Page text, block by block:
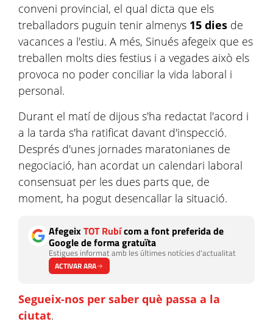
conveni provincial, el qual dicta que els
treballadors puguin tenir almenys 15 dies de
vacances a l'estiu. A més, Sinués afegeix que es
treballen molts dies festius i a vegades això els
provoca no poder conciliar la vida laboral i
personal.
Durant el matí de dijous s'ha redactat l'acord i
a la tarda s'ha ratificat davant d'inspecció.
Després d'unes jornades maratonianes de
negociació, han acordat un calendari laboral
consensuat per les dues parts que, de
moment, ha pogut desencallar la situació.
AfegeixTOT Rubícom a font preferida de
Google de forma gratuïta
Estigues informat amb les últimes notícies d'actualitat
ACTIVAR ARA
Segueix-nos per saber què passa a la
ciutat.